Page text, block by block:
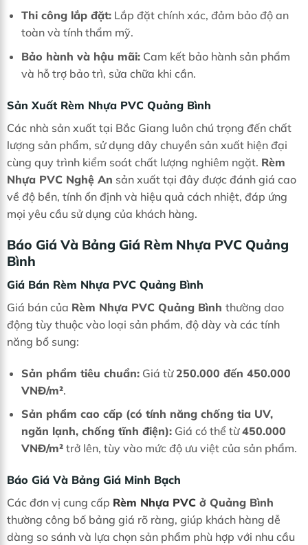
Thi công lắp đặt:Lắp đặt chính xác, đảm bảo độ an
toàn và tính thẩm mỹ.
Bảo hành và hậu mãi:Cam kết bảo hành sản phẩm
và hỗ trợ bảo trì, sửa chữa khi cần.
Sản Xuất Rèm Nhựa PVC Quảng Bình
Các nhà sản xuất tại Bắc Giang luôn chú trọng đến chất
lượng sản phẩm, sử dụng dây chuyền sản xuất hiện đại
cùng quy trình kiểm soát chất lượng nghiêm ngặt. Rèm
Nhựa PVC Nghệ An sản xuất tại đây được đánh giá cao
về độ bền, tính ổn định và hiệu quả cách nhiệt, đáp ứng
mọi yêu cầu sử dụng của khách hàng.
Báo Giá Và Bảng Giá Rèm Nhựa PVC Quảng
Bình
Giá Bán Rèm Nhựa PVC Quảng Bình
Giá bán của Rèm Nhựa PVC Quảng Bình thường dao
động tùy thuộc vào loại sản phẩm, độ dày và các tính
năng bổ sung:
Sản phẩm tiêu chuẩn:Giá từ 250.000 đến 450.000
VNĐ/m².
Sản phẩm cao cấp (có tính năng chống tia UV,
ngăn lạnh, chống tĩnh điện):Giá có thể từ450.000
VNĐ/m²trở lên, tùy vào mức độ ưu việt của sản phẩm.
Báo Giá Và Bảng Giá Minh Bạch
Các đơn vị cung cấp Rèm Nhựa PVCở Quảng Bình
thường công bố bảng giá rõ ràng, giúp khách hàng dễ
dàng so sánh và lựa chọn sản phẩm phù hợp với nhu cầu